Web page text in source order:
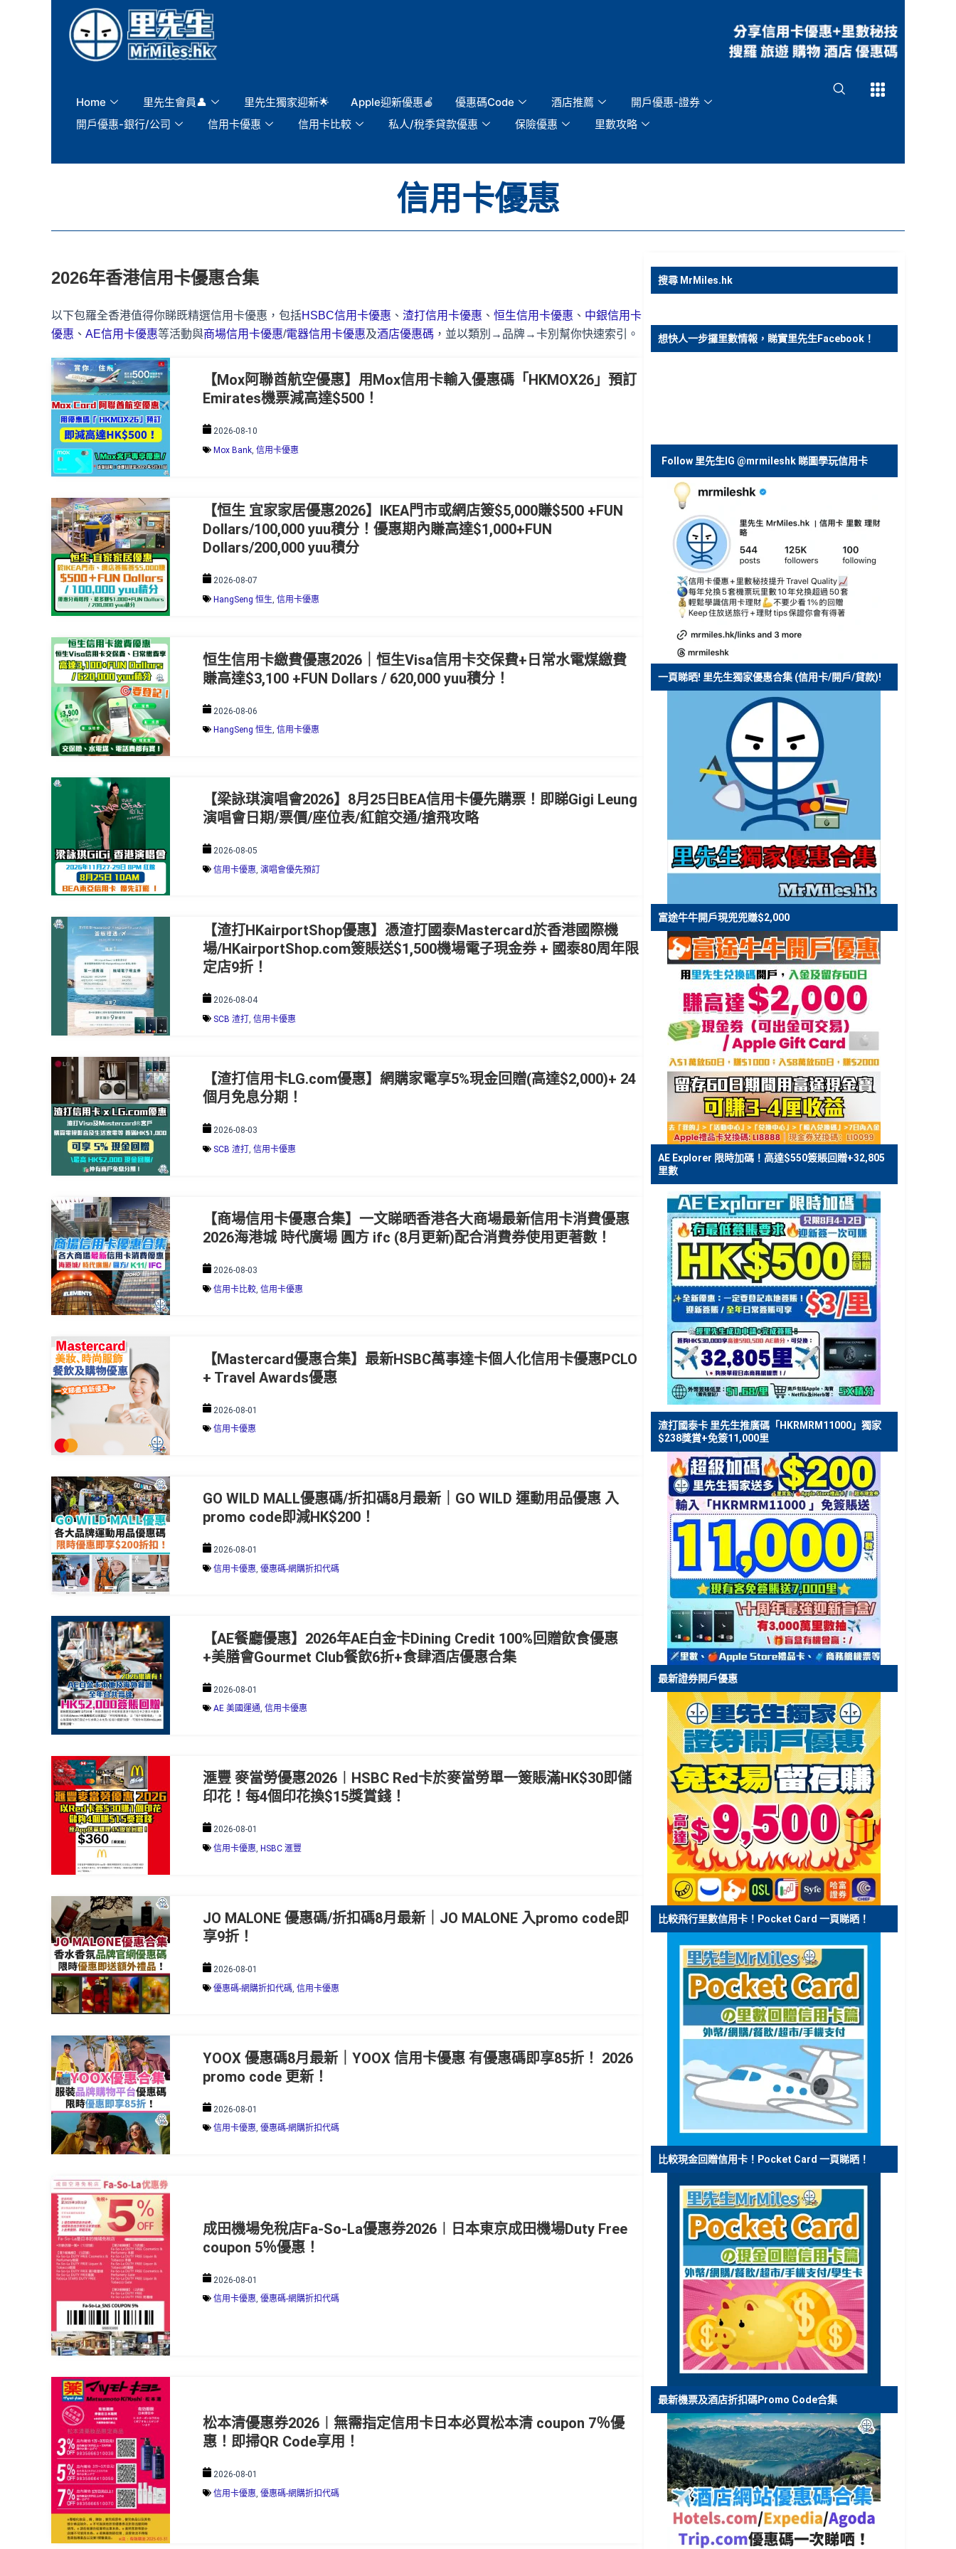
Home 里先生會員👤 里先生獨家迎新🌟 Apple迎新優惠🍎 優惠碼Code 酒店推薦
開戶優惠-證券
開戶優惠-銀行/公司
信用卡優惠 信用卡比較 私人/稅季貸款優惠 保險優惠 里數攻略
Open
信用卡優惠
2026年香港信用卡優惠合集
以下包羅全香港值得你睇既精選信用卡優惠，包括HSBC信用卡優惠 、 渣打信用卡優惠 、 恒生信用卡優惠 、 中銀信用卡
優惠 、 AE信用卡優惠等活動與商場信用卡優惠/電器信用卡優惠及酒店優惠碼 ，並以類別→品牌→卡別幫你快速索引。
【Mox阿聯酋航空優惠】用Mox信用卡輸入優惠碼「HKMOX26」預訂
Emirates機票減高達$500！
2026-08-10
Mox Bank,信用卡優惠
【恒生 宜家家居優惠2026】IKEA門市或網店簽$5,000賺$500 +FUN
Dollars/100,000 yuu積分！優惠期內賺高達$1,000+FUN
Dollars/200,000 yuu積分
2026-08-07
HangSeng 恒生 ,信用卡優惠
恒生信用卡繳費優惠2026｜恒生Visa信用卡交保費+日常水電煤繳費
賺高達$3,100 +FUN Dollars / 620,000 yuu積分！
2026-08-06
HangSeng 恒生,信用卡優惠
【梁詠琪演唱會2026】8月25日BEA信用卡優先購票！即睇Gigi Leung
演唱會日期/票價/座位表/紅館交通/搶飛攻略
2026-08-05
信用卡優惠,演唱會優先預訂
【渣打HKairportShop優惠】憑渣打國泰Mastercard於香港國際機
場/HKairportShop.com簽賬送$1,500機場電子現金券 + 國泰80周年限
定店9折！
2026-08-04
SCB 渣打 ,信用卡優惠
【渣打信用卡LG.com優惠】網購家電享5%現金回贈(高達$2,000)+ 24
個月免息分期！
2026-08-03
SCB 渣打,信用卡優惠
【商場信用卡優惠合集】一文睇晒香港各大商場最新信用卡消費優惠
2026海港城 時代廣場 圓方 ifc (8月更新)配合消費券使用更著數！
2026-08-03
信用卡比較 ,信用卡優惠
【Mastercard優惠合集】最新HSBC萬事達卡個人化信用卡優惠PCLO
+ Travel Awards優惠
2026-08-01
信用卡優惠
GO WILD MALL優惠碼/折扣碼8月最新｜GO WILD 運動用品優惠 入
promo code即減HK$200！
2026-08-01
信用卡優惠,優惠碼-網購折扣代碼
【AE餐廳優惠】2026年AE白金卡Dining Credit 100%回贈飲食優惠
+美膳會Gourmet Club餐飲6折+食肆酒店優惠合集
2026-08-01
AE 美國運通,信用卡優惠
滙豐 麥當勞優惠2026︱HSBC Red卡於麥當勞單一簽賬滿HK$30即儲
印花！每4個印花換$15獎賞錢！
2026-08-01
信用卡優惠, HSBC 滙豐
JO MALONE 優惠碼/折扣碼8月最新｜JO MALONE 入promo code即
享9折！
2026-08-01
優惠碼-網購折扣代碼 ,信用卡優惠
YOOX 優惠碼8月最新｜YOOX 信用卡優惠 有優惠碼即享85折！ 2026
promo code 更新！
2026-08-01
信用卡優惠,優惠碼-網購折扣代碼
成田機場免稅店Fa-So-La優惠券2026︱日本東京成田機場Duty Free
coupon 5％優惠！
2026-08-01
信用卡優惠,優惠碼-網購折扣代碼
松本清優惠券2026︱無需指定信用卡日本必買松本清 coupon 7％優
惠！即掃QR Code享用！
2026-08-01
信用卡優惠,優惠碼-網購折扣代碼
搜尋 MrMiles.hk
想快人一步攞里數情報，睇實里先生Facebook！
Follow 里先生IG @mrmileshk 睇圖學玩信用卡
一頁睇晒! 里先生獨家優惠合集 (信用卡/開戶/貸款)!
富途牛牛開戶現兜兜賺$2,000
AE Explorer 限時加碼！高達$550簽賬回贈+32,805
里數
渣打國泰卡 里先生推廣碼「HKRMRM11000」獨家
$238獎賞+免簽11,000里
最新證券開戶優惠
比較飛行里數信用卡！Pocket Card 一頁睇晒！
比較現金回贈信用卡！Pocket Card 一頁睇晒！
最新機票及酒店折扣碼Promo Code合集